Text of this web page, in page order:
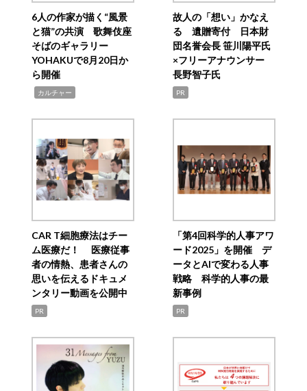
6人の作家が描く“風景
と猫”の共演 歌舞伎座
そばのギャラリー
YOHAKUで8月20日か
ら開催
カルチャー
故人の「想い」かなえ
る 遺贈寄付 日本財
団名誉会長 笹川陽平氏
×フリーアナウンサー
長野智子氏
PR
CAR T細胞療法はチー
ム医療だ！ 医療従事
者の情熱、患者さんの
思いを伝えるドキュメ
ンタリー動画を公開中
PR
「第4回科学的人事アワ
ード2025」を開催 デ
ータとAIで変わる人事
戦略 科学的人事の最
新事例
PR